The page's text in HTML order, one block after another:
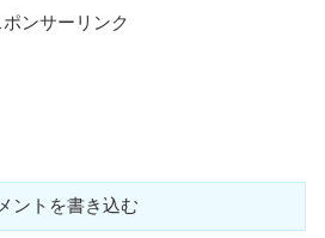
ポンサーリンク
ントを書き込む